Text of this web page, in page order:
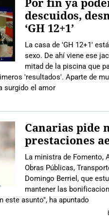
descuidos,
‘GH 12+1’
La casa de 'GH 12+1'
sexo. De ahí viene ese
mitad de la piscina que
'resultados'. Aparte de
surgido el amor
Canarias pide
prestaciones
La ministra de Fomento,
Obras Públicas,
Domingo Berriel, que
mantener las
este asunto", ha apuntado